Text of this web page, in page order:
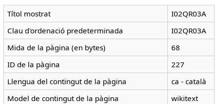
Títol mostrat
I02QR03A
Clau d'ordenació predeterminada
I02QR03A
Mida de la pàgina (en bytes)
68
ID de la pàgina
227
Llengua del contingut de la pàgina
ca - català
Model de contingut de la pàgina
wikitext